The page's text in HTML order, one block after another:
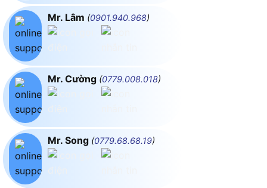
Mr. Lâm (0901.940.968)
Mr. Cường (0779.008.018)
Mr. Song (0779.68.68.19)